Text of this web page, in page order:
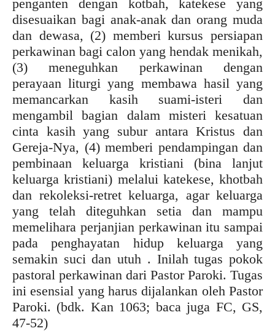
penganten dengan kotbah, katekese yang
disesuaikan bagi anak-anak dan orang muda
dan dewasa, (2) memberi kursus persiapan
perkawinan bagi calon yang hendak menikah,
(3) meneguhkan perkawinan dengan
perayaan liturgi yang membawa hasil yang
memancarkan kasih suami-isteri dan
mengambil bagian dalam misteri kesatuan
cinta kasih yang subur antara Kristus dan
Gereja-Nya, (4) memberi pendampingan dan
pembinaan keluarga kristiani (bina lanjut
keluarga kristiani) melalui katekese, khotbah
dan rekoleksi-retret keluarga, agar keluarga
yang telah diteguhkan setia dan mampu
memelihara perjanjian perkawinan itu sampai
pada penghayatan hidup keluarga yang
semakin suci dan utuh . Inilah tugas pokok
pastoral perkawinan dari Pastor Paroki. Tugas
ini esensial yang harus dijalankan oleh Pastor
Paroki. (bdk. Kan 1063; baca juga FC, GS,
47-52)